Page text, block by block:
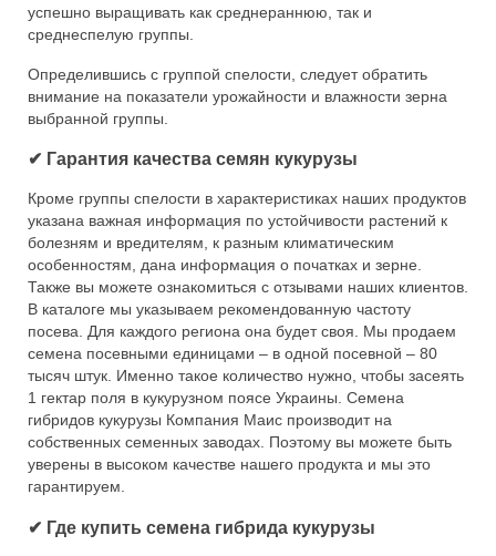
успешно выращивать как среднераннюю, так и
среднеспелую группы.
Определившись с группой спелости, следует обратить
внимание на показатели урожайности и влажности зерна
выбранной группы.
✔ Гарантия качества семян кукурузы
Кроме группы спелости в характеристиках наших продуктов
указана важная информация по устойчивости растений к
болезням и вредителям, к разным климатическим
особенностям, дана информация о початках и зерне.
Также вы можете ознакомиться с отзывами наших клиентов.
В каталоге мы указываем рекомендованную частоту
посева. Для каждого региона она будет своя. Мы продаем
семена посевными единицами – в одной посевной – 80
тысяч штук. Именно такое количество нужно, чтобы засеять
1 гектар поля в кукурузном поясе Украины. Семена
гибридов кукурузы Компания Маис производит на
собственных семенных заводах. Поэтому вы можете быть
уверены в высоком качестве нашего продукта и мы это
гарантируем.
✔ Где купить семена гибрида кукурузы